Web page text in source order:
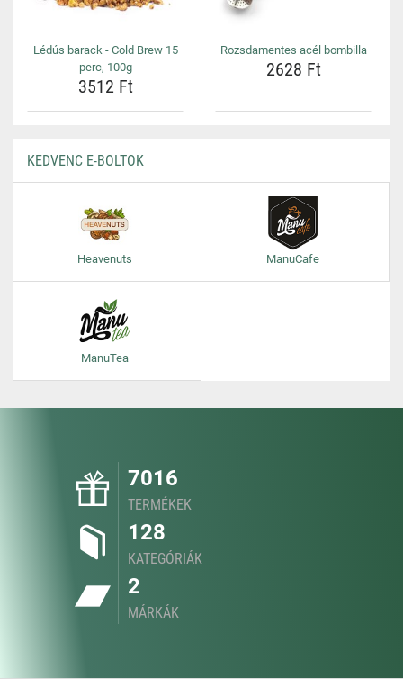
Lédús barack - Cold Brew 15
perc, 100g
3512 Ft
Rozsdamentes acél bombilla
2628 Ft
KEDVENC E-BOLTOK
Heavenuts ManuCafe
ManuTea
7016
TERMÉKEK
128
KATEGÓRIÁK
2
MÁRKÁK